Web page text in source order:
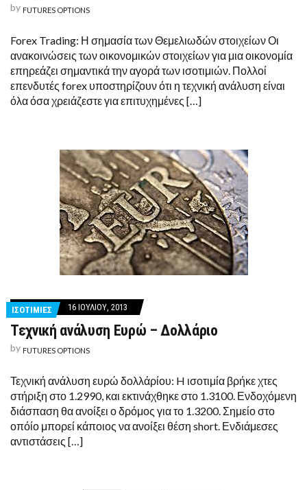
by FUTURES OPTIONS
Forex Trading: Η σημασία των Θεμελιωδών στοιχείων Οι
ανακοινώσεις των οικονομικών στοιχείων για μια οικονομία
επηρεάζει σημαντικά την αγορά των ισοτιμιών. Πολλοί
επενδυτές forex υποστηρίζουν ότι η τεχνική ανάλυση είναι
όλα όσα χρειάζεστε για επιτυχημένες […]
ΙΣΟΤΙΜΙΕΣ 16 ΙΟΥΛΊΟΥ, 2013
Τεχνική ανάλυση Ευρώ – Δολλάριο
by FUTURES OPTIONS
Τεχνική ανάλυση ευρώ δολλάρίου: H ισοτιμία βρήκε χτες
στήριξη στο 1.2990, και εκτινάχθηκε στο 1.3100. Ενδοχόμενη
διάσπαση θα ανοίξει ο δρόμος για το 1.3200. Σημείο στο
οπόίο μπορεί κάποιος να ανοίξει θέση short. Ενδιάμεσες
αντιστάσεις […]